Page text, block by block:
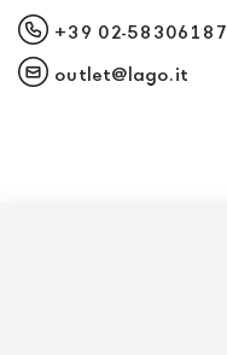
+39 02-58306187
outlet@lago.it